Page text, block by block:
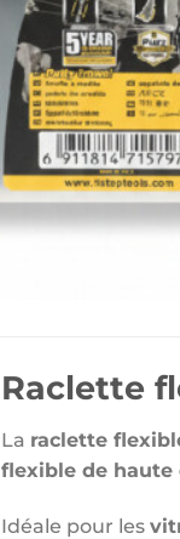
Raclette
La raclette
flexible de haute
Idéale pour les